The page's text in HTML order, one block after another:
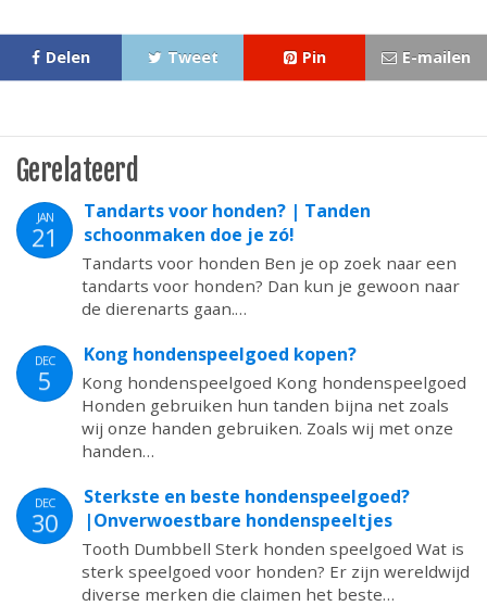
Delen Tweet Pin E-mailen
Gerelateerd
JAN
21
Tandarts voor honden? | Tanden
schoonmaken doe je zó!
Tandarts voor honden Ben je op zoek naar een
tandarts voor honden? Dan kun je gewoon naar
de dierenarts gaan.…
DEC
5
Kong hondenspeelgoed kopen?
Kong hondenspeelgoed Kong hondenspeelgoed
Honden gebruiken hun tanden bijna net zoals
wij onze handen gebruiken. Zoals wij met onze
handen…
DEC
30
Sterkste en beste hondenspeelgoed?
|Onverwoestbare hondenspeeltjes
Tooth Dumbbell Sterk honden speelgoed Wat is
sterk speelgoed voor honden? Er zijn wereldwijd
diverse merken die claimen het beste…